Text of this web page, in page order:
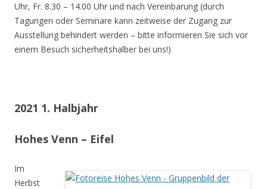
Uhr, Fr. 8.30 – 14.00 Uhr und nach Vereinbarung (durch
Tagungen oder Seminare kann zeitweise der Zugang zur
Ausstellung behindert werden – bitte informieren Sie sich vor
einem Besuch sicherheitshalber bei uns!)
2021 1. Halbjahr
Hohes Venn – Eifel
Im
Herbst